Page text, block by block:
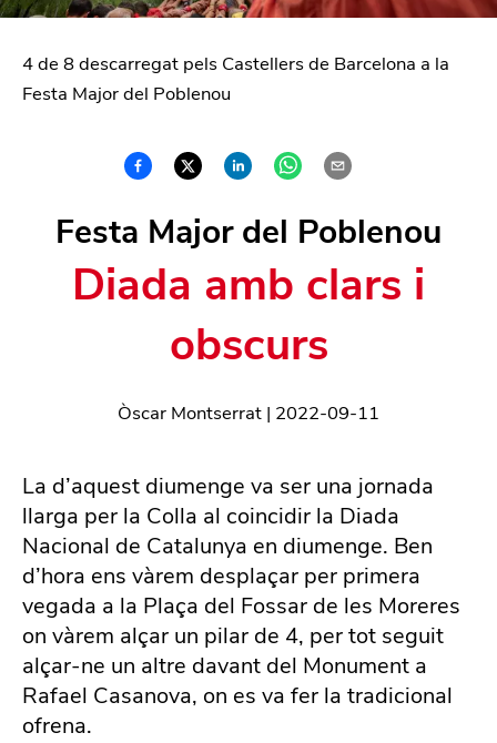
4 de 8 descarregat pels Castellers de Barcelona a la
Festa Major del Poblenou
Festa Major del Poblenou
Diada amb clars i
obscurs
Òscar Montserrat | 2022-09-11
La d’aquest diumenge va ser una jornada
llarga per la Colla al coincidir la Diada
Nacional de Catalunya en diumenge. Ben
d’hora ens vàrem desplaçar per primera
vegada a la Plaça del Fossar de les Moreres
on vàrem alçar un pilar de 4, per tot seguit
alçar-ne un altre davant del Monument a
Rafael Casanova, on es va fer la tradicional
ofrena.